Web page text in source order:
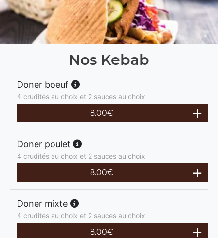
Nos Kebab
Doner boeuf
4 crudités au choix et 2 sauces au choix
8.00€
Doner poulet
4 crudités au choix et 2 sauces au choix
8.00€
Doner mixte
4 crudités au choix et 2 sauces au choix
8.00€